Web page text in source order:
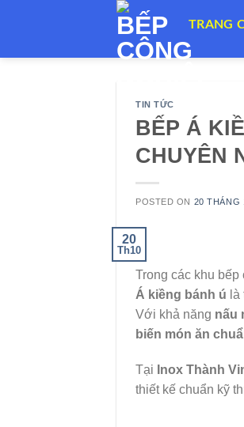
TRANG
TIN TỨC
BẾP Á
CHUYÊN
POSTED ON 20 THÁNG
20
Th10
Trong các khu bếp
Á kiềng bánh ú
Với khả năng nấu
biến món ăn
Tại Inox Thành
thiết kế chuẩn kỹ